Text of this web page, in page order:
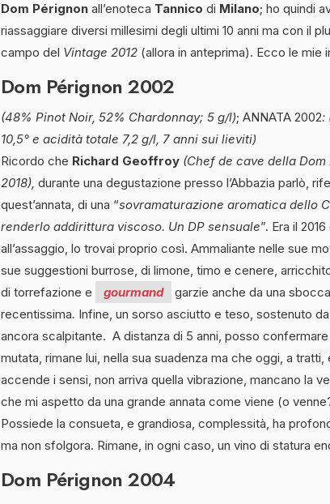
Dom Pérignon all’enoteca Tannico di Milano; ho quindi
riassaggiare diversi millesimi degli ultimi 10 anni ma con il
campo del Vintage 2012 (allora in anteprima). Ecco le mie
Dom Pérignon 2002
(48% Pinot Noir, 52% Chardonnay; 5 g/l); ANNATA 2002:
10,5° e acidità totale 7,2 g/l, 7 anni sui lieviti)
Ricordo che Richard Geoffroy (Chef de cave della
2018), durante una degustazione presso l’Abbazia parlò,
quest’annata, di una “sovramaturazione aromatica dello
renderlo addirittura viscoso. Un DP sensuale”. Era il
all’assaggio, lo trovai proprio così. Ammaliante nelle sue
sue suggestioni burrose, di limone, timo e cenere,
di torrefazione e
gourmand
garzie anche da una
recentissima. Infine, un sorso asciutto e teso, sostenuto da
ancora scalpitante. A distanza di 5 anni, posso
mutata, rimane lui, nella sua suadenza ma che oggi, a tratti,
accende i sensi, non arriva quella vibrazione, mancano la
che mi aspetto da una grande annata come viene (o
Possiede la consueta, e grandiosa, complessità, ha
ma non sfolgora. Rimane, in ogni caso, un vino di statura
Dom Pérignon 2004